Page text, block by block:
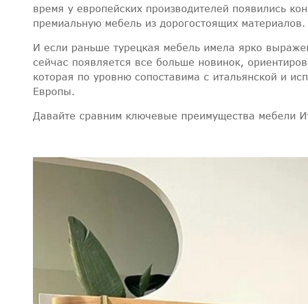
время у европейских производителей появились
премиальную мебель из дорогостоящих материалов.
И если раньше турецкая мебель имела ярко
сейчас появляется все больше новинок,
которая по уровню сопоставима с итальянской и
Европы.
Давайте сравним ключевые преимущества мебели